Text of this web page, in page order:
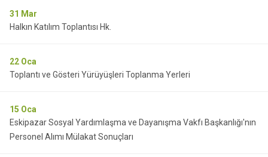
31 Mar
Halkın Katılım Toplantısı Hk.
22 Oca
Toplantı ve Gösteri Yürüyüşleri Toplanma Yerleri
15 Oca
Eskipazar Sosyal Yardımlaşma ve Dayanışma Vakfı Başkanlığı'nın
Personel Alımı Mülakat Sonuçları